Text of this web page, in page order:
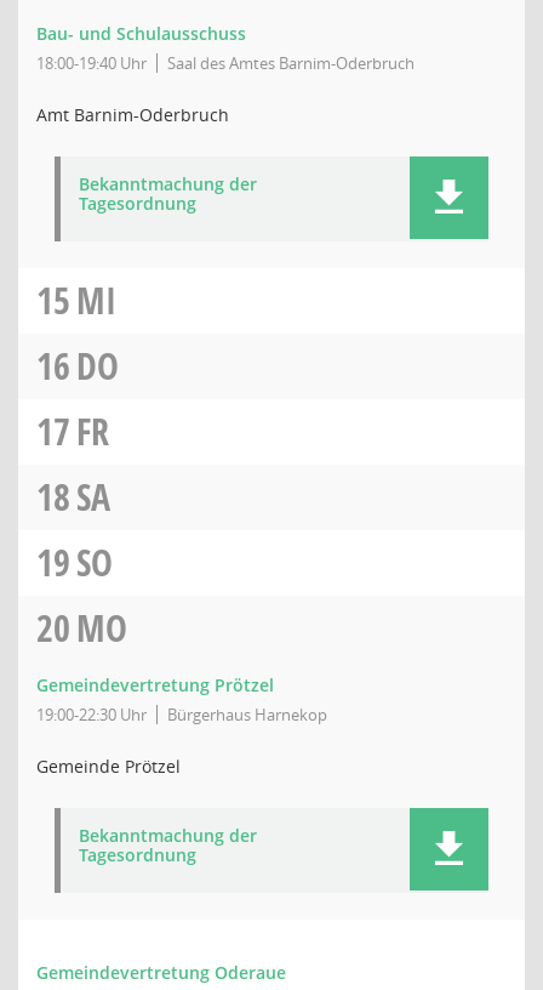
Bau- und Schulausschuss
18:00-19:40 Uhr Saal des Amtes Barnim-Oderbruch
Amt Barnim-Oderbruch
Bekanntmachung der
Tagesordnung
15MI
16DO
17FR
18SA
19SO
20MO
Gemeindevertretung Prötzel
19:00-22:30 Uhr Bürgerhaus Harnekop
Gemeinde Prötzel
Bekanntmachung der
Tagesordnung
Gemeindevertretung Oderaue